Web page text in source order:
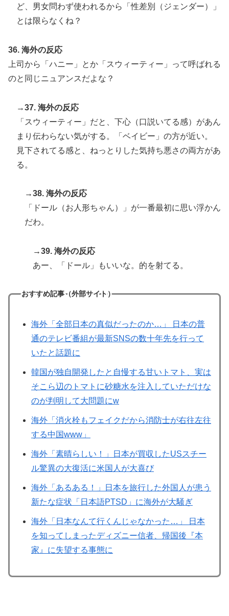
ど、男女問わず使われるから「性差別（ジェンダー）」
とは限らなくね？
36. 海外の反応
上司から「ハニー」とか「スウィーティー」って呼ばれる
のと同じニュアンスだよな？
→37. 海外の反応
「スウィーティー」だと、下心（口説いてる感）があん
まり伝わらない気がする。「ベイビー」の方が近い。
見下されてる感と、ねっとりした気持ち悪さの両方があ
る。
→38. 海外の反応
「ドール（お人形ちゃん）」が一番最初に思い浮かん
だわ。
→39. 海外の反応
あー、「ドール」もいいな。的を射てる。
おすすめ記事（外部サイト）
海外「全部日本の真似だったのか…」 日本の普
通のテレビ番組が最新SNSの数十年先を行って
いたと話題に
韓国が独自開発したと自慢する甘いトマト、実は
そこら辺のトマトに砂糖水を注入していただけな
のが判明して大問題にw
海外「消火栓もフェイクだから消防士が右往左往
する中国www」
海外「素晴らしい！」日本が買収したUSスチー
ル驚異の大復活に米国人が大喜び
海外「あるある！」日本を旅行した外国人が患う
新たな症状「日本語PTSD」に海外が大騒ぎ
海外「日本なんて行くんじゃなかった…」 日本
を知ってしまったディズニー信者、帰国後『本
家』に失望する事態に